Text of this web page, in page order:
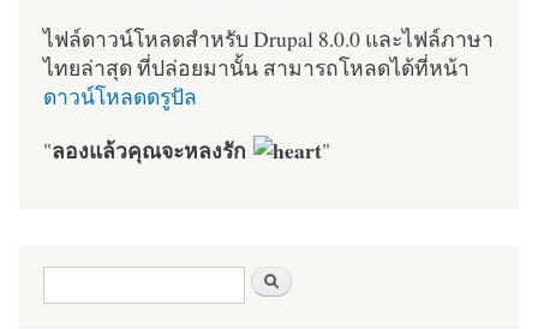
ไฟล์ดาวน์โหลดสำหรับ Drupal 8.0.0 และไฟล์ภาษา
ไทยล่าสุด ที่ปล่อยมานั้น สามารถโหลดได้ที่หน้า
ดาวน์โหลดดรูปัล
"ลองแล้วคุณจะหลงรัก "
ฟอร์มค้นหา